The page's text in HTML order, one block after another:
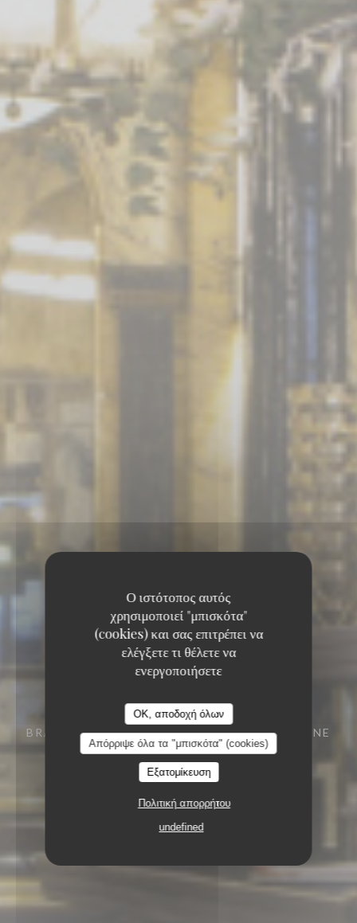
Ο ιστότοπος αυτός
χρησιμοποιεί "μπισκότα"
(cookies) και σας επιτρέπει να
ελέγξετε τι θέλετε να
ενεργοποιήσετε
OK, αποδοχή όλων
Απόρριψε όλα τα "μπισκότα" (cookies)
Εξατομίκευση
Πολιτική απορρήτου
undefined
BRASSERIE - RESTAURANT
29 RUE VIVIENNE
75002 PARIS